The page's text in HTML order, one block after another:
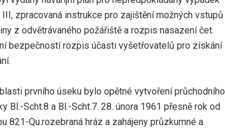
zpracovaná instrukce pro zajištění možných vstupů
z odvětrávaného požářiště a rozpis nasazení čet.
bezpečností rozpis účasti vyšetřovatelů pro získání
prvního úseku bylo opětné vytvoření průchodního
Bl.-Scht.8 a Bl.-Scht.7. 28. února 1961 přesně rok od
821-Qu.rozebraná hráz a zahájeny průzkumné a